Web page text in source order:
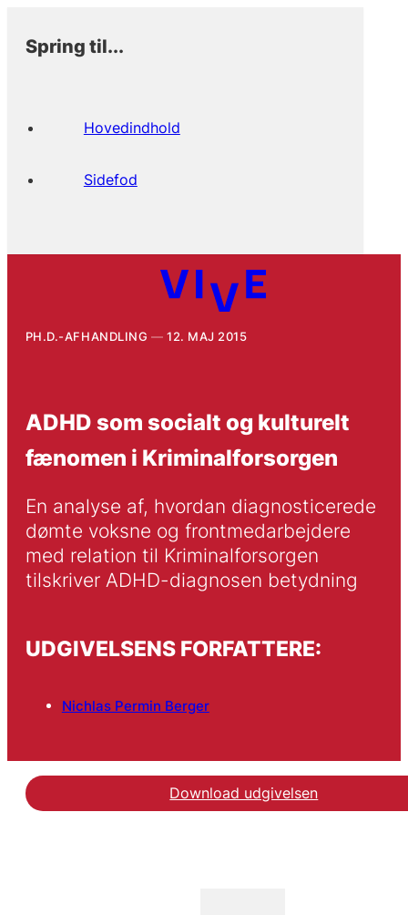
Spring til...
Hovedindhold
Sidefod
PH.D.-AFHANDLING 12. MAJ 2015
ADHD som socialt og kulturelt
fænomen i Kriminalforsorgen
En analyse af, hvordan diagnosticerede
dømte voksne og frontmedarbejdere
med relation til Kriminalforsorgen
tilskriver ADHD-diagnosen betydning
UDGIVELSENS FORFATTERE:
Nichlas Permin Berger
Download udgivelsen